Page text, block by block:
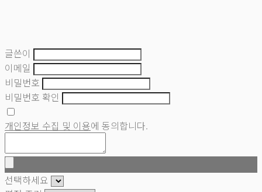
글쓴이
이메일
비밀번호
비밀번호 확인
개인정보 수집 및 이용에 동의합니다.
선택하세요